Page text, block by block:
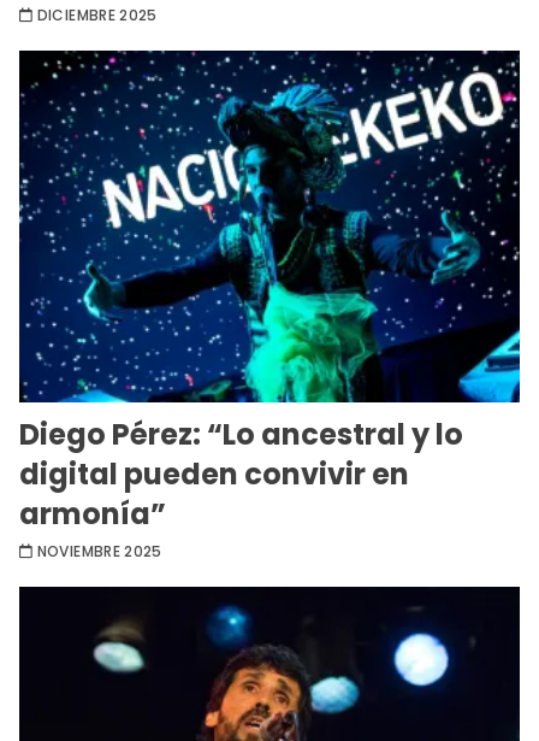
DICIEMBRE 2025
Diego Pérez: “Lo ancestral y lo
digital pueden convivir en
armonía”
NOVIEMBRE 2025